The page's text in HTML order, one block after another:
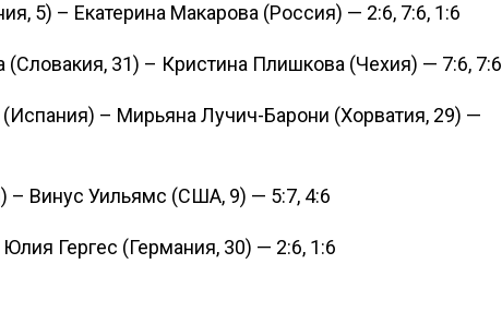
5) – Екатерина Макарова (Россия) — 2:6, 7:6, 1:6
31) – Кристина Плишкова (Чехия) — 7:6, 7:6
– Мирьяна Лучич-Барони (Хорватия, 29) —
– Винус Уильямс (США, 9) — 5:7, 4:6
Гергес (Германия, 30) — 2:6, 1:6